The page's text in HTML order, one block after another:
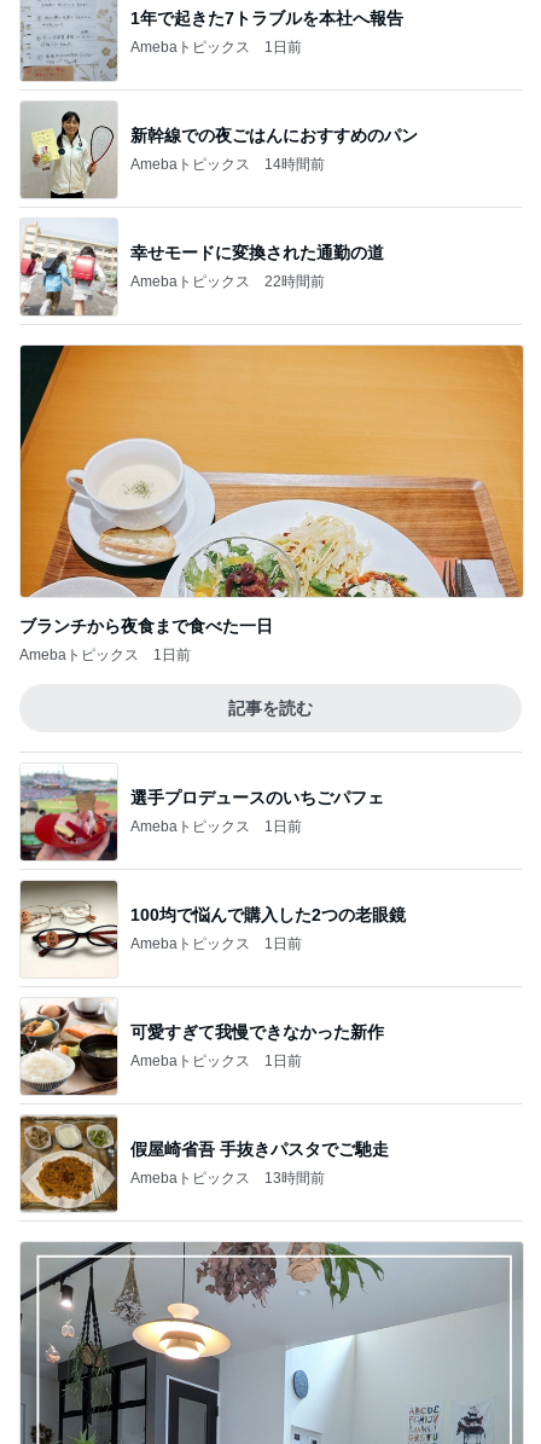
1年で起きた7トラブルを本社へ報告
Amebaトピックス 1日前
新幹線での夜ごはんにおすすめのパン
Amebaトピックス 14時間前
幸せモードに変換された通勤の道
Amebaトピックス 22時間前
ブランチから夜食まで食べた一日
Amebaトピックス 1日前
記事を読む
選手プロデュースのいちごパフェ
Amebaトピックス 1日前
100均で悩んで購入した2つの老眼鏡
Amebaトピックス 1日前
可愛すぎて我慢できなかった新作
Amebaトピックス 1日前
假屋崎省吾 手抜きパスタでご馳走
Amebaトピックス 13時間前